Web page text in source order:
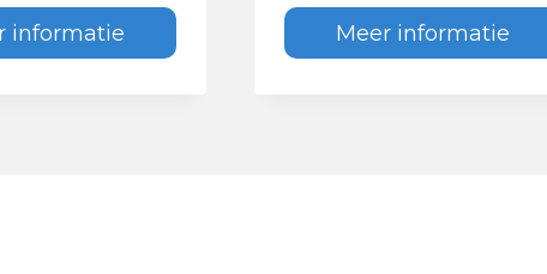
informatie Meer informatie